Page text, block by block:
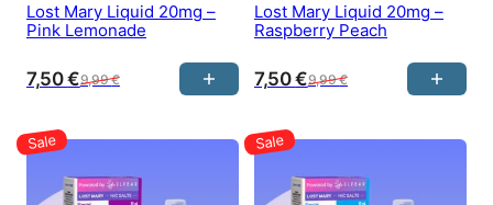
Lost Mary Liquid 20mg –
Pink Lemonade
9,99€
7,50€
Lost Mary Liquid 20mg –
Raspberry Peach
9,99€
7,50€